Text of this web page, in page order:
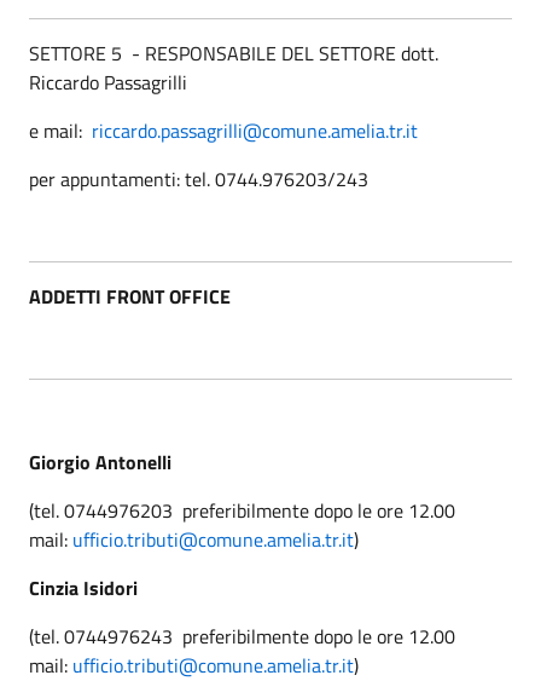
SETTORE 5 - RESPONSABILE DEL SETTORE dott.
Riccardo Passagrilli
e mail: riccardo.passagrilli@comune.amelia.tr.it
per appuntamenti: tel. 0744.976203/243
ADDETTI FRONT OFFICE
Giorgio Antonelli
(tel. 0744976203 preferibilmente dopo le ore 12.00
mail: ufficio.tributi@comune.amelia.tr.it)
Cinzia Isidori
(tel. 0744976243 preferibilmente dopo le ore 12.00
mail: ufficio.tributi@comune.amelia.tr.it)